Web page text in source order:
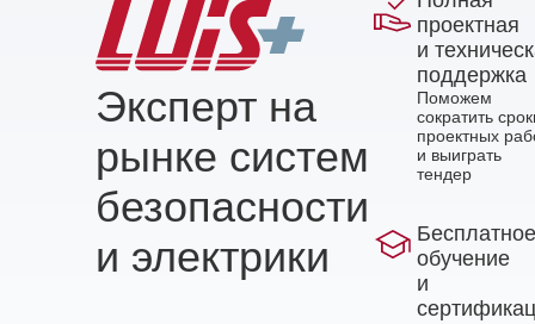
Эксперт на
рынке систем
безопасности
и электрики
проектная
и
поддержка
Поможем
сократить
проектных
и выиграть
тендер
Бесплатное
обучение
и